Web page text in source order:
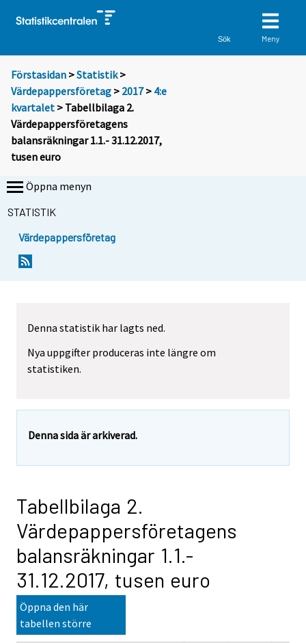
Sök Meny
Förstasidan >Statistik >
Värdepappersföretag > 2017> 4:e
kvartalet > Tabellbilaga 2.
Värdepappersföretagens
balansräkningar 1.1.- 31.12.2017,
tusen euro
Öppna menyn
STATISTIK
Värdepappersföretag
Denna statistik har lagts ned.
Nya uppgifter produceras inte längre om
statistiken.
Denna sida är arkiverad.
Tabellbilaga 2.
Värdepappersföretagens
balansräkningar 1.1.-
31.12.2017, tusen euro
Öppna den här
tabellen större